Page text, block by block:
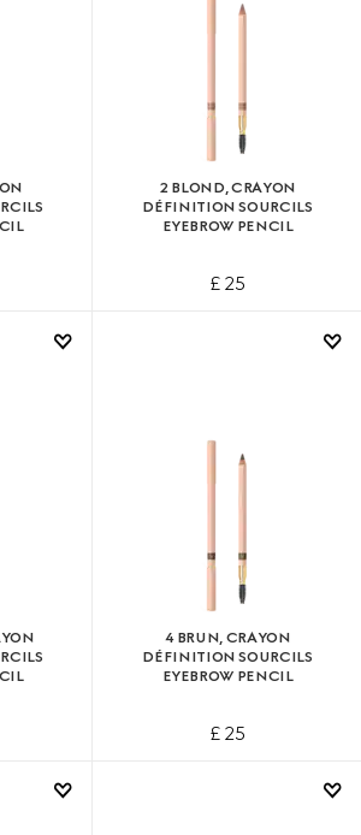
2 BLOND, CRAYON
DÉFINITION SOURCILS
EYEBROW PENCIL
£ 25
4 BRUN, CRAYON
DÉFINITION SOURCILS
EYEBROW PENCIL
£ 25